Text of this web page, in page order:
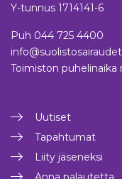
Y-tunnus 1714141-6
Puh 044 725 4400
Toimiston puhelinaika
Uutiset
Tapahtumat
Liity jäseneksi